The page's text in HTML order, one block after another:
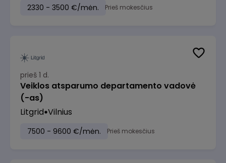
2330 - 3500 €/mėn. Prieš mokesčius
prieš 1 d.
Veiklos atsparumo departamento vadovė
(-as)
Litgrid Vilnius
7500 - 9600 €/mėn. Prieš mokesčius